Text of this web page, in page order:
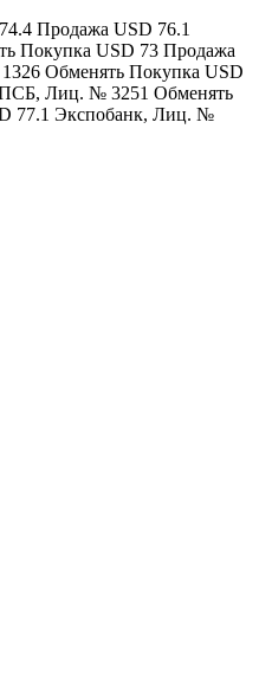
Продажа USD 76.1
Покупка USD 73 Продажа
Обменять Покупка USD
Лиц. № 3251 Обменять
77.1 Экспобанк, Лиц. №